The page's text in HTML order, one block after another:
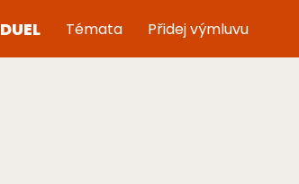
DUEL Témata Přidej výmluvu